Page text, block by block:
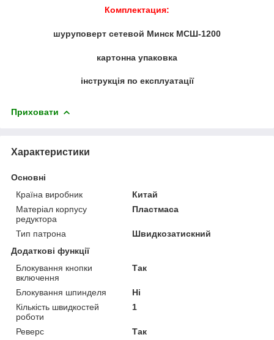
Комплектация:
шуруповерт сетевой Минск МСШ-1200
картонна упаковка
інструкція по експлуатації
Приховати
Характеристики
Основні
Країна виробник
Китай
Матеріал корпусу
редуктора
Пластмаса
Тип патрона
Швидкозатискний
Додаткові функції
Блокування кнопки
включення
Так
Блокування шпинделя
Ні
Кількість швидкостей
роботи
1
Реверс
Так